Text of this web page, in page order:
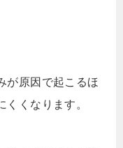
が原因で起こるほ
くくなります。